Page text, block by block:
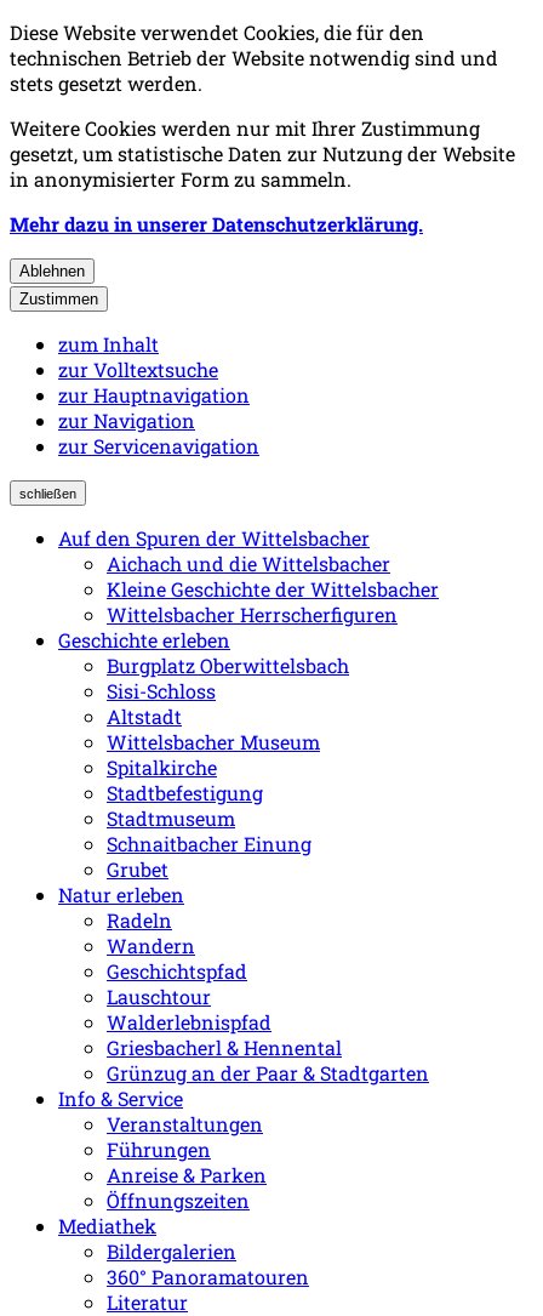
Diese Website verwendet Cookies, die für den
technischen Betrieb der Website notwendig sind und
stets gesetzt werden.
Weitere Cookies werden nur mit Ihrer Zustimmung
gesetzt, um statistische Daten zur Nutzung der Website
in anonymisierter Form zu sammeln.
Mehr dazu in unserer Datenschutzerklärung.
Ablehnen
Zustimmen
zum Inhalt
zur Volltextsuche
zur Hauptnavigation
zur Navigation
zur Servicenavigation
schließen
Auf den Spuren der Wittelsbacher
Aichach und die Wittelsbacher
Kleine Geschichte der Wittelsbacher
Wittelsbacher Herrscherfiguren
Geschichte erleben
Burgplatz Oberwittelsbach
Sisi-Schloss
Altstadt
Wittelsbacher Museum
Spitalkirche
Stadtbefestigung
Stadtmuseum
Schnaitbacher Einung
Grubet
Natur erleben
Radeln
Wandern
Geschichtspfad
Lauschtour
Walderlebnispfad
Griesbacherl & Hennental
Grünzug an der Paar & Stadtgarten
Info & Service
Veranstaltungen
Führungen
Anreise & Parken
Öffnungszeiten
Mediathek
Bildergalerien
360° Panoramatouren
Literatur